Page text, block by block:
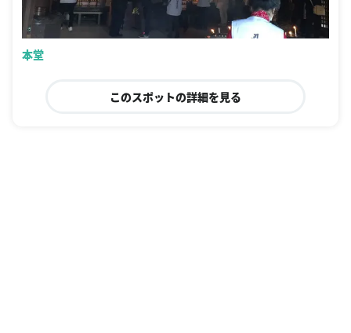
本堂
このスポットの詳細を見る